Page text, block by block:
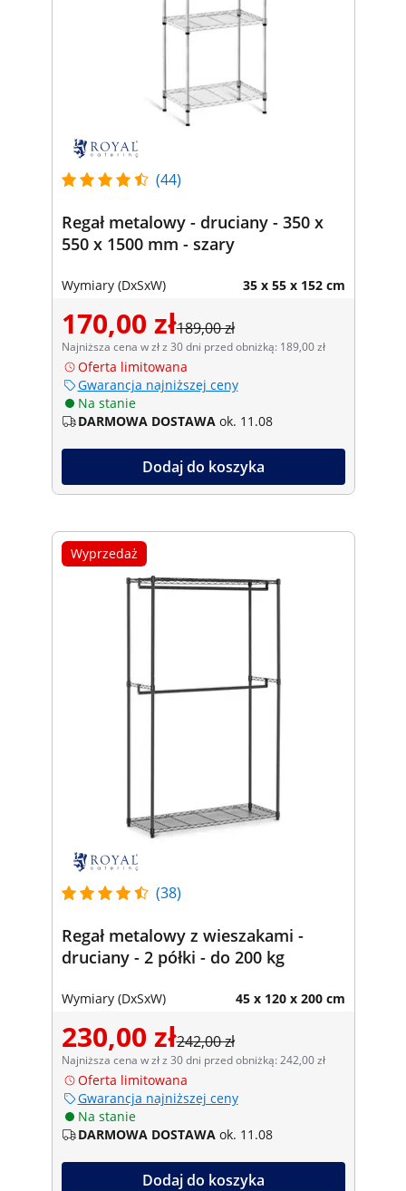
(44)
Regał metalowy - druciany - 350 x
550 x 1500 mm - szary
Wymiary (DxSxW) 35 x 55 x 152 cm
170,00 zł189,00 zł
Najniższa cena w zł z 30 dni przed obniżką: 189,00 zł
Oferta limitowana
Gwarancja najniższej ceny
Na stanie
DARMOWA DOSTAWA ok. 11.08
Dodaj do koszyka
Wyprzedaż
(38)
Regał metalowy z wieszakami -
druciany - 2 półki - do 200 kg
Wymiary (DxSxW) 45 x 120 x 200 cm
230,00 zł242,00 zł
Najniższa cena w zł z 30 dni przed obniżką: 242,00 zł
Oferta limitowana
Gwarancja najniższej ceny
Na stanie
DARMOWA DOSTAWA ok. 11.08
Dodaj do koszyka